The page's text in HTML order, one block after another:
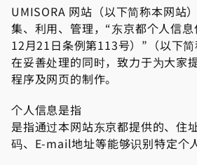
UMISORA 网站（以下简称本网站
集、利用、管理，“东京都个人信
12月21日条例第113号）”（以下简
在妥善处理的同时，致力于为大家
程序及网页的制作。
个人信息是指
是指通过本网站东京都提供的、住
码、E-mail地址等能够识别特定个